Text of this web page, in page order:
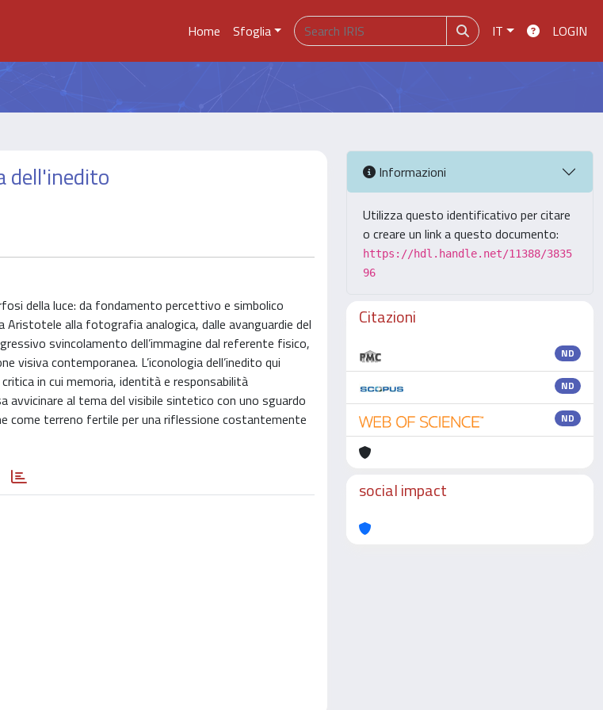
Home Sfoglia IT LOGIN
dell'inedito
della luce: da fondamento percettivo e simbolico
alla fotografia analogica, dalle avanguardie del
svincolamento dell’immagine dal referente fisico,
visiva contemporanea. L’iconologia dell’inedito qui
in cui memoria, identità e responsabilità
avvicinare al tema del visibile sintetico con uno sguardo
come terreno fertile per una riflessione costantemente
Informazioni
Utilizza questo identificativo per citare
o creare un link a questo documento:
https://hdl.handle.net/11388/3835
96
Citazioni
ND
ND
ND
social impact